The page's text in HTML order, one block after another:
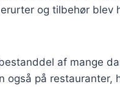
og tilbehør blev
af mange
også på restauranter,